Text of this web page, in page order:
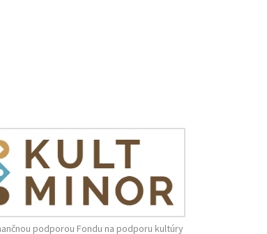
podporou Fondu na podporu kultúry